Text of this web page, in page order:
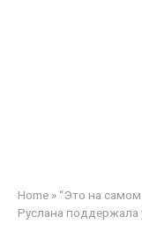
Home » “Это на
Руслана поддержала